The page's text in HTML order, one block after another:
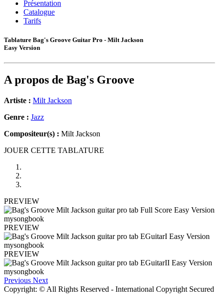
Présentation
Catalogue
Tarifs
Tablature Bag's Groove Guitar Pro - Milt Jackson
Easy Version
A propos de Bag's Groove
Artiste : Milt Jackson
Genre : Jazz
Compositeur(s) : Milt Jackson
JOUER CETTE TABLATURE
PREVIEW
PREVIEW
PREVIEW
Previous Next
Copyright: © All Rights Reserved - International Copyright Secured